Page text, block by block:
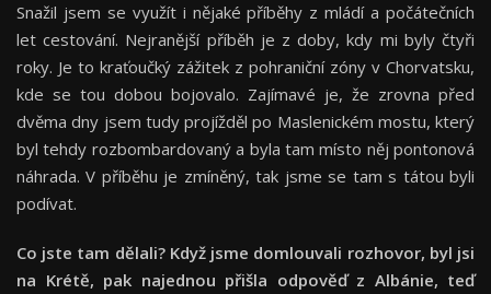
Snažil jsem se využít i nějaké příběhy z mládí a počátečních
let cestování. Nejranější příběh je z doby, kdy mi byly čtyři
roky. Je to kraťoučký zážitek z pohraniční zóny v Chorvatsku,
kde se tou dobou bojovalo. Zajímavé je, že zrovna před
dvěma dny jsem tudy projížděl po Maslenickém mostu, který
byl tehdy rozbombardovaný a byla tam místo něj pontonová
náhrada. V příběhu je zmíněný, tak jsme se tam s tátou byli
podívat.
Co jste tam dělali? Když jsme domlouvali rozhovor, byl jsi
na Krétě, pak najednou přišla odpověď z Albánie, teď